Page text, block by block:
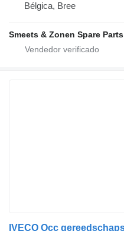
Bélgica, Bree
Smeets & Zonen Spare Parts